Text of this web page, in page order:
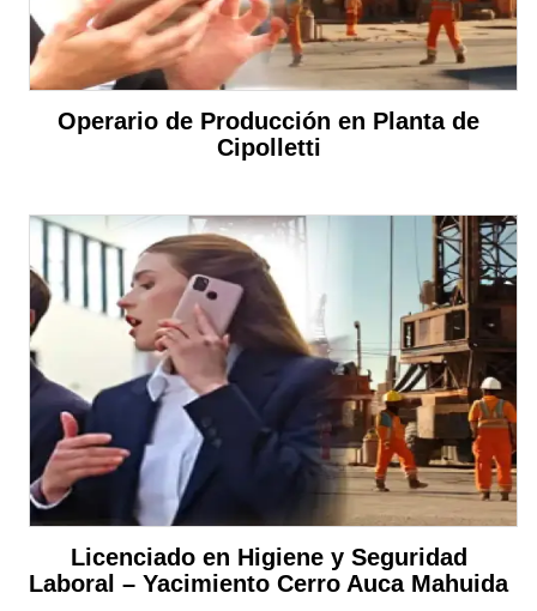
Operario de Producción en Planta de
Cipolletti
Licenciado en Higiene y Seguridad
Laboral – Yacimiento Cerro Auca Mahuida